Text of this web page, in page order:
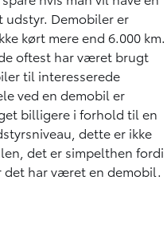
Demobiler er
kørt mere end 6.000 km.
oftest har været brugt
til interesserede
ved en demobil er
billigere i forhold til en
dette er ikke
det er simpelthen fordi
har været en demobil.